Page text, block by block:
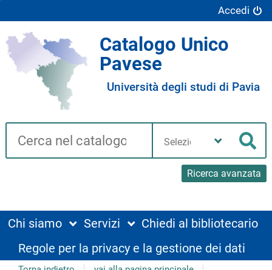
Accedi
Catalogo Unico
Pavese
Università degli studi di Pavia
Cerca su "Catalogo"
Ricerca avanzata
biblioteca
Chi siamo Servizi
Chiedi al bibliotecario
Regole per la privacy e la gestione dei dati